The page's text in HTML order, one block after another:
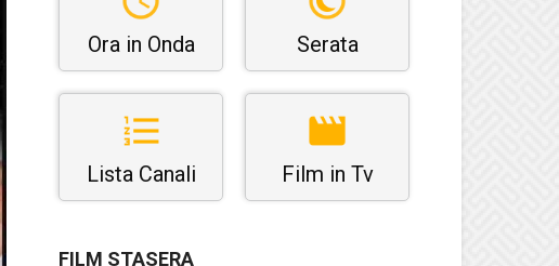
Ora in Onda Serata
Lista Canali Film in Tv
FILM STASERA